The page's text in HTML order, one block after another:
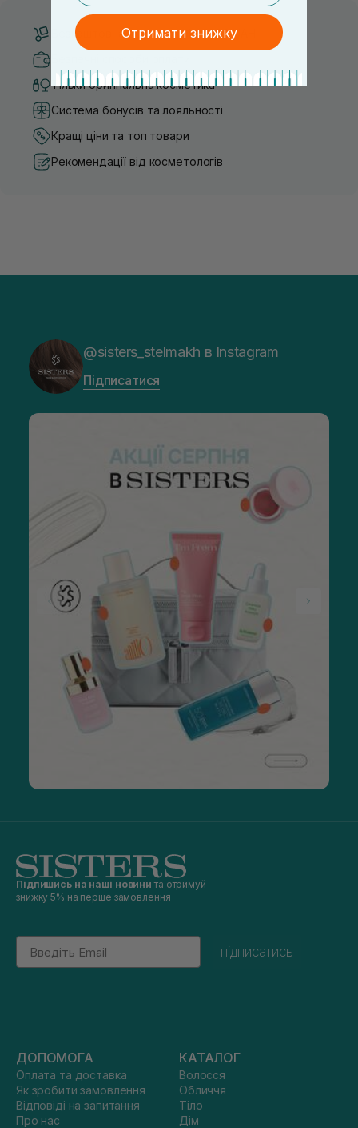
Безкоштовна доставка від 3000 UAH
Тільки оригінальна косметика
Система бонусів та лояльності
Кращі ціни та топ товари
Рекомендації від косметологів
@sisters_stelmakh в Instagram
Підписатися
Підпишись на наші новини та отримуй
знижку 5% на перше замовлення
Email
підписатись
ДОПОМОГА
Оплата та доставка
Як зробити замовлення
Відповіді на запитання
Про нас
КАТАЛОГ
Волосся
Обличчя
Тіло
Дім
Отримати знижку